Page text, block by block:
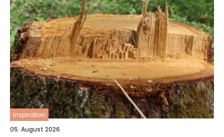
inspiration
05. August 2026